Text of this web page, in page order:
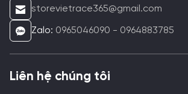
storevietrace365@gmail.com
Zalo: 0965046090 - 0964883785
Liên hệ chúng tôi